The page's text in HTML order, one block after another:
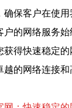
保客户在使
的网络服务始
得快速稳定
的网络连接